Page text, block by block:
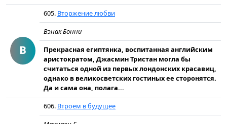
В
605. Вторжение любви
Вэнак Бонни
Прекрасная египтянка, воспитанная английским
аристократом, Джасмин Тристан могла бы
считаться одной из первых лондонских красавиц,
однако в великосветских гостиных ее сторонятся.
Да и сама она, полага...
606. Втроем в будущее